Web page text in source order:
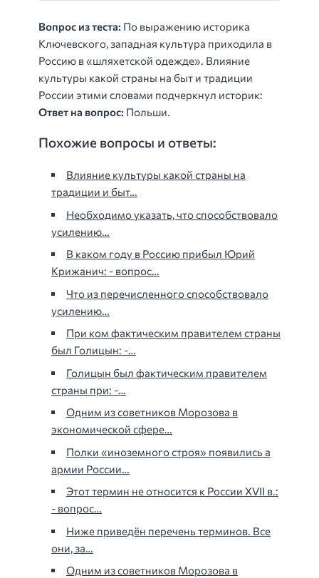
Вопрос из теста: По выражению историка
Ключевского, западная культура приходила в
Россию в «шляхетской одежде». Влияние
культуры какой страны на быт и традиции
России этими словами подчеркнул историк:
Ответ на вопрос: Польши.
Похожие вопросы и ответы:
Влияние культуры какой страны на
традиции и быт…
Необходимо указать, что способствовало
усилению…
В каком году в Россию прибыл Юрий
Крижанич: - вопрос…
Что из перечисленного способствовало
усилению…
При ком фактическим правителем страны
был Голицын: -…
Голицын был фактическим правителем
страны при: -…
Одним из советников Морозова в
экономической сфере…
Полки «иноземного строя» появились а
армии России…
Этот термин не относится к России XVII в.:
- вопрос…
Ниже приведён перечень терминов. Все
они, за…
Одним из советников Морозова в